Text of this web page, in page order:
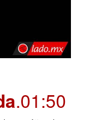
.01:50